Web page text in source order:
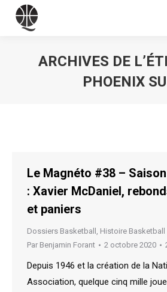
ARCHIVES DE
PHOENIX
Le Magnéto #38 –
: Xavier McDaniel,
et paniers
Dossiers Basketball , Histoire Basketball
Par Benjamin Forant 2 octobre 2020
Depuis 1946 et la création de la
Association, quelque cinq mille